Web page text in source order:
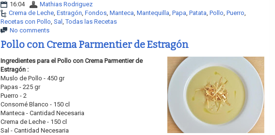
16:04
Mathias Rodriguez
Crema de Leche, Estragón, Fondos, Manteca, Mantequilla, Papa, Patata, Pollo, Puerro,
Recetas con Pollo, Sal ,Todas las Recetas
No comments
Pollo con Crema Parmentier de Estragón
Ingredientes para el Pollo con Crema Parmentier de
Estragón :
Muslo de Pollo - 450 gr
Papas - 225 gr
Puerro - 2
Consomé Blanco - 150 cl
Manteca - Cantidad Necesaria
Crema de Leche - 150 cl
Sal - Cantidad Necesaria